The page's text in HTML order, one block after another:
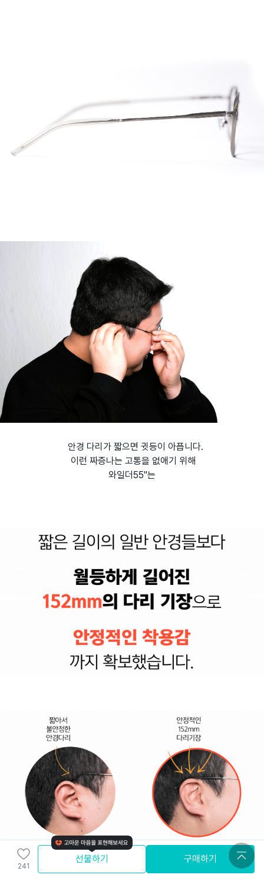
안경 다리가 짧으면 귓등이 아픕니다.
이런 짜증나는 고통을 없애기 위해
와일더55"는
241
선물하기 구매하기